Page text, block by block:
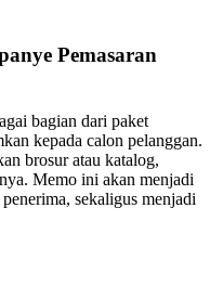
Pemasaran
bagian dari paket
kepada calon pelanggan.
brosur atau katalog,
Memo ini akan menjadi
sekaligus menjadi